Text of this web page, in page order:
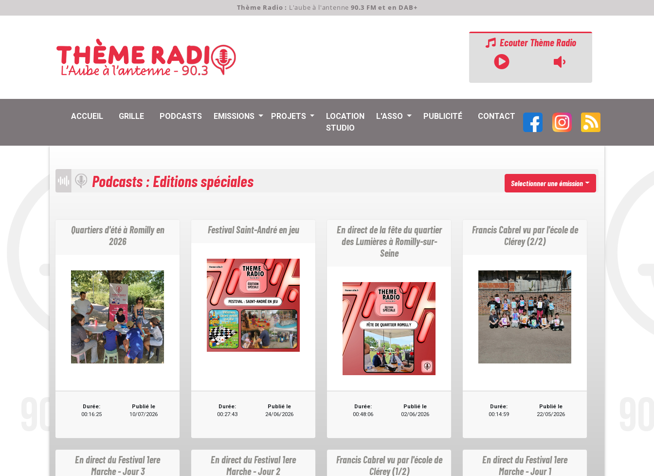
Thème Radio : L'aube à l'antenne 90.3 FM et en DAB+
Ecouter Thème Radio
ACCUEIL GRILLE PODCASTS EMISSIONS PROJETS
LOCATION
STUDIO
L'ASSO PUBLICITÉ CONTACT
Podcasts : Editions spéciales Selectionner une émission
Quartiers d'été à Romilly en
2026
Durée:
00:16:25
Publié le
10/07/2026
Festival Saint-André en jeu
Durée:
00:27:43
Publié le
24/06/2026
En direct de la fête du quartier
des Lumières à Romilly-sur-
Seine
Durée:
00:48:06
Publié le
02/06/2026
Francis Cabrel vu par l'école de
Clérey (2/2)
Durée:
00:14:59
Publié le
22/05/2026
En direct du Festival 1ere
Marche - Jour 3
En direct du Festival 1ere
Marche - Jour 2
Francis Cabrel vu par l'école de
Clérey (1/2)
En direct du Festival 1ere
Marche - Jour 1